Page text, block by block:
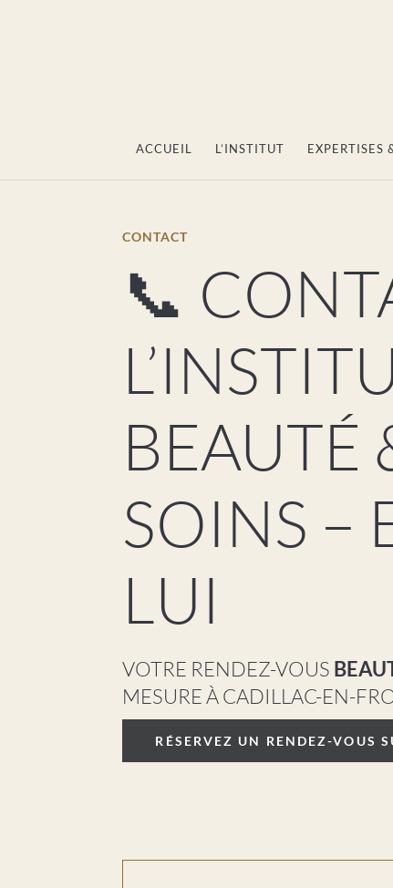
ACCUEIL L’INSTITUT EXPERTISES
CONTACT
📞
BEAUTÉ
SOINS –
LUI
VOTRE RENDEZ-VOUS
MESURE À CADILLAC-EN-
RÉSERVEZ UN RENDEZ-VOUS